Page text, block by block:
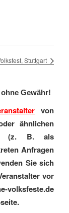
Stuttgart
Gewähr!
von
ähnlichen
(z. B. als
Anfragen
Sie sich
vor
volksfeste.de